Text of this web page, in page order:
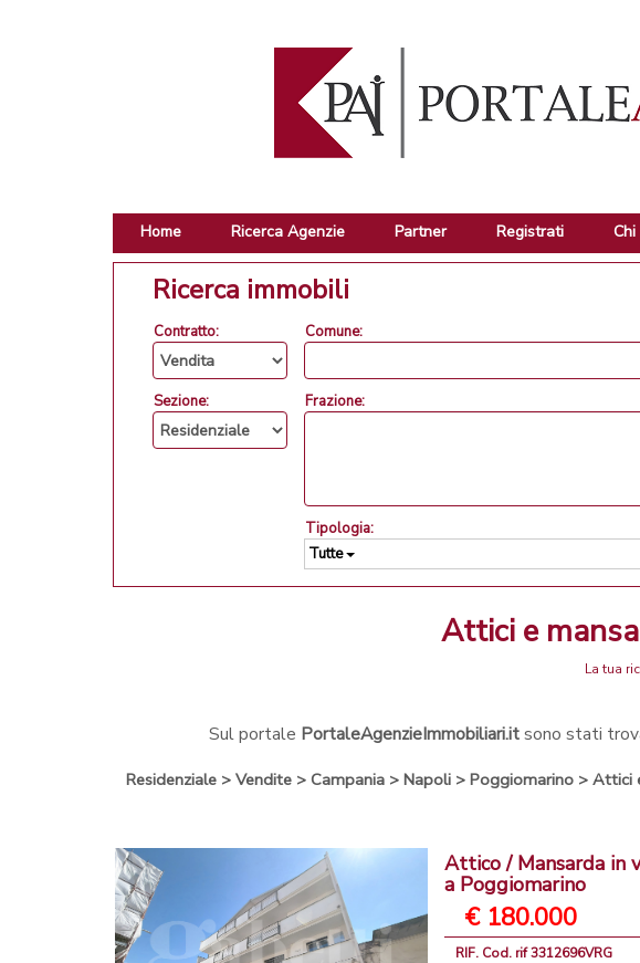
Home Ricerca Agenzie Partner Registrati Chi
Ricerca immobili
Contratto:
Sezione:
Comune:
Frazione:
Tipologia:
Tutte
attici e
La tua
Sul portale PortaleAgenzieImmobiliari.itsono stati
Residenziale > Vendite > Campania > Napoli > Poggiomarino > Attici
Attico / Mansarda in
a Poggiomarino
€ 180.000
RIF. Cod. rif 3312696VRG